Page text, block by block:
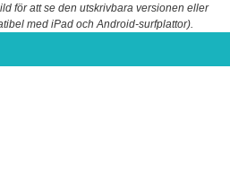
för att se den utskrivbara versionen eller
med iPad och Android-surfplattor).